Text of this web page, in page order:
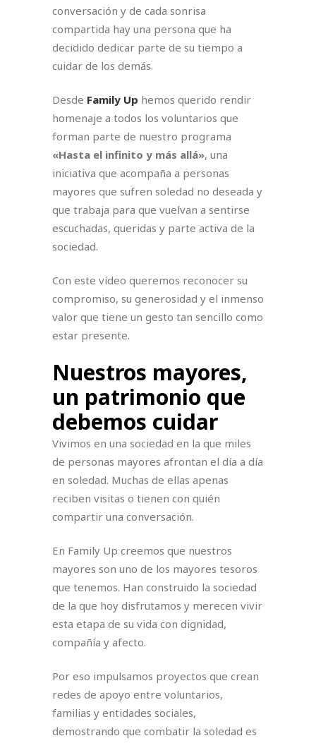
conversación y de cada sonrisa
compartida hay una persona que ha
decidido dedicar parte de su tiempo a
cuidar de los demás.
Desde Family Up hemos querido rendir
homenaje a todos los voluntarios que
forman parte de nuestro programa
«Hasta el infinito y más allá», una
iniciativa que acompaña a personas
mayores que sufren soledad no deseada y
que trabaja para que vuelvan a sentirse
escuchadas, queridas y parte activa de la
sociedad.
Con este vídeo queremos reconocer su
compromiso, su generosidad y el inmenso
valor que tiene un gesto tan sencillo como
estar presente.
Nuestros mayores,
un patrimonio que
debemos cuidar
Vivimos en una sociedad en la que miles
de personas mayores afrontan el día a día
en soledad. Muchas de ellas apenas
reciben visitas o tienen con quién
compartir una conversación.
En Family Up creemos que nuestros
mayores son uno de los mayores tesoros
que tenemos. Han construido la sociedad
de la que hoy disfrutamos y merecen vivir
esta etapa de su vida con dignidad,
compañía y afecto.
Por eso impulsamos proyectos que crean
redes de apoyo entre voluntarios,
familias y entidades sociales,
demostrando que combatir la soledad es